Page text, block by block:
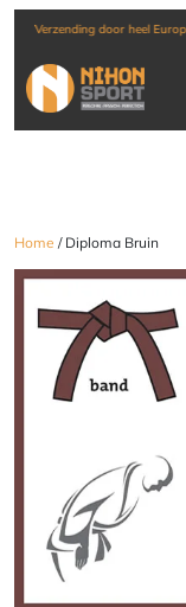
Verzending door heel Europa
Home / Diploma Bruin